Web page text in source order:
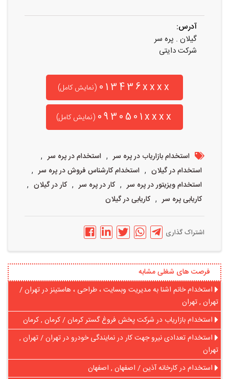
آدرس:
گیلان . پره سر
شرکت دایتی
013436xxxx (نمایش کامل)
0930501xxxx (نمایش کامل)
استخدام بازاریاب در پره سر , استخدام در پره سر ,
استخدام در گیلان , استخدام کارشناس فروش در پره سر ,
استخدام ویزیتور در پره سر , کار در پره سر , کار در گیلان ,
کاریابی پره سر , کاریابی در گیلان
اشتراک گذاری
فرصت های شغلی مشابه
استخدام خانم اشنا به مدیریت وبسایت ، طراحی ، هاستینز در تهران /
تهران , تهران
استخدام بازاریاب در شرکت پخش فروغ گستر کرمان / کرمان , کرمان
استخدام تعدادی نیرو جهت کار در نمایندگی خودرو در تهران / تهران ,
تهران
استخدام در کارخانه آذین / اصفهان , اصفهان